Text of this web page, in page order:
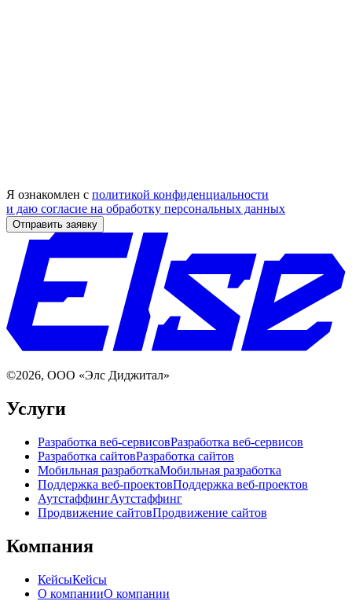
Я ознакомлен с политикой конфиденциальности
и даю согласие на обработку персональных данных
Отправить заявку
©2026, ООО «Элс Диджитал»
Услуги
Разработка веб-сервисовРазработка веб-сервисов
Разработка сайтовРазработка сайтов
Мобильная разработкаМобильная разработка
Поддержка веб-проектовПоддержка веб-проектов
АутстаффингАутстаффинг
Продвижение сайтовПродвижение сайтов
Компания
КейсыКейсы
О компанииО компании